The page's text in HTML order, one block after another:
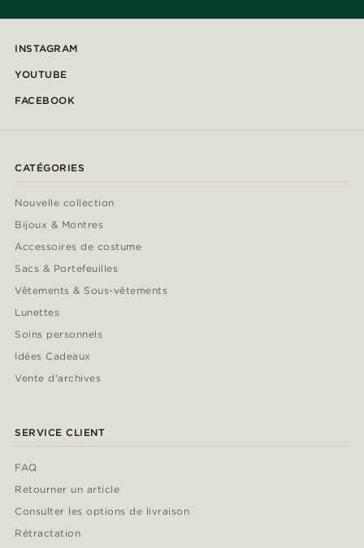
INSTAGRAM
YOUTUBE
FACEBOOK
CATÉGORIES
Nouvelle collection
Bijoux & Montres
Accessoires de costume
Sacs & Portefeuilles
Vêtements & Sous-vêtements
Lunettes
Soins personnels
Idées Cadeaux
Vente d'archives
SERVICE CLIENT
FAQ
Retourner un article
Consulter les options de livraison
Rétractation